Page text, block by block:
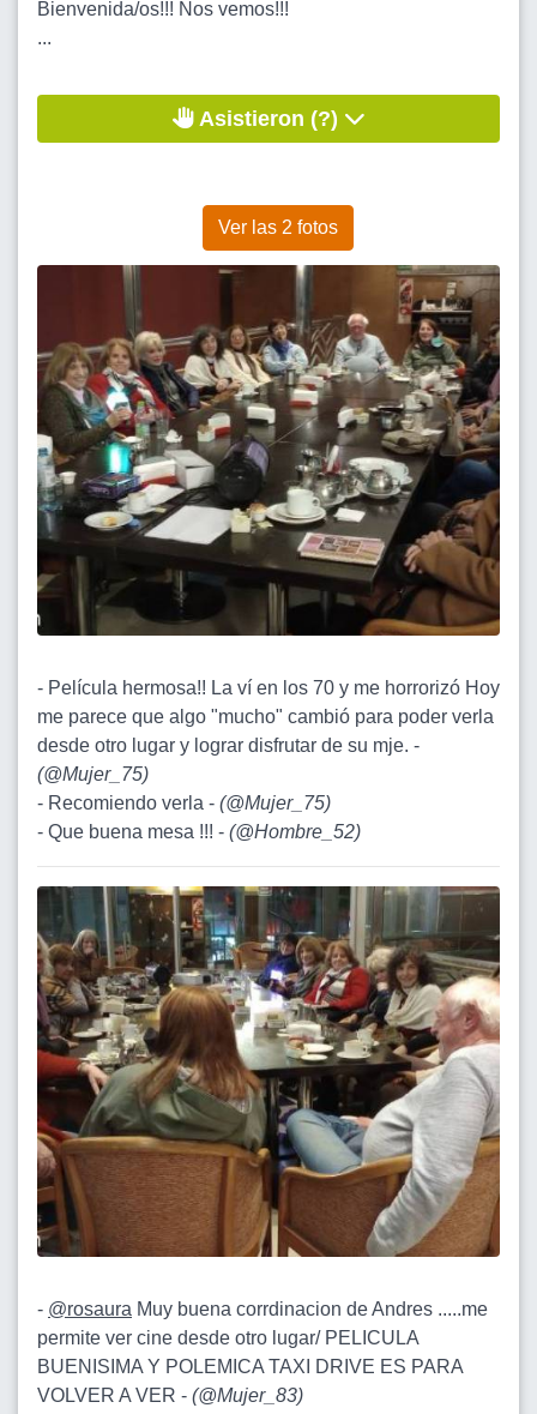
Bienvenida/os!!! Nos vemos!!!
...
Asistieron (?)
Ver las 2 fotos
- Película hermosa!! La ví en los 70 y me horrorizó Hoy
me parece que algo "mucho" cambió para poder verla
desde otro lugar y lograr disfrutar de su mje. -
(@Mujer_75)
- Recomiendo verla - (@Mujer_75)
- Que buena mesa !!! - (@Hombre_52)
- @rosaura Muy buena corrdinacion de Andres .....me
permite ver cine desde otro lugar/ PELICULA
BUENISIMA Y POLEMICA TAXI DRIVE ES PARA
VOLVER A VER - (@Mujer_83)